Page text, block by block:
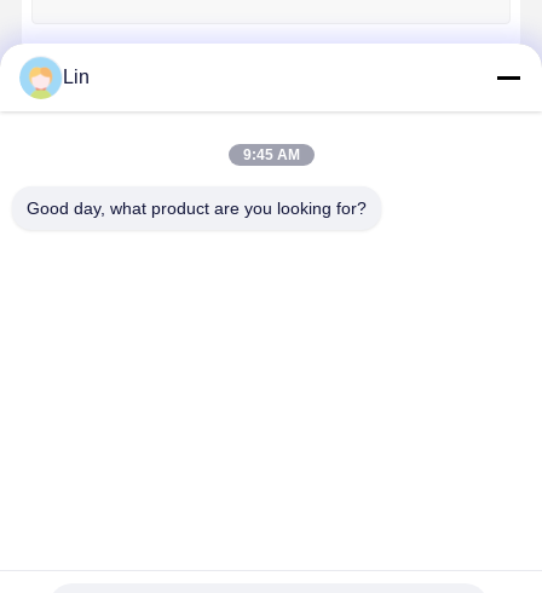
डीजल इंजन
Lin
9:45 AM
Good day, what product are you looking for?